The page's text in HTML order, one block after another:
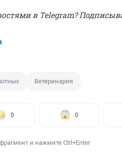
в Telegram?
Ветеринария
0 0
и нажмите Ctrl+Enter